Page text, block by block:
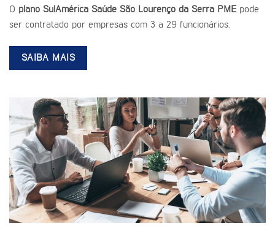
O plano SulAmérica Saúde São Lourenço da Serra PME pode
ser contratado por empresas com 3 a 29 funcionários.
SAIBA MAIS